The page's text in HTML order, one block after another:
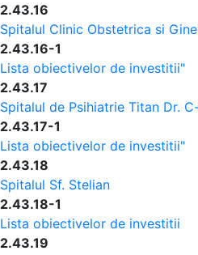
2.43.16
Spitalul Clinic Obstetrica si
2.43.16-1
Lista obiectivelor de investitii"
2.43.17
Spitalul de Psihiatrie Titan Dr.
2.43.17-1
Lista obiectivelor de investitii"
2.43.18
Spitalul Sf. Stelian
2.43.18-1
Lista obiectivelor de investitii
2.43.19